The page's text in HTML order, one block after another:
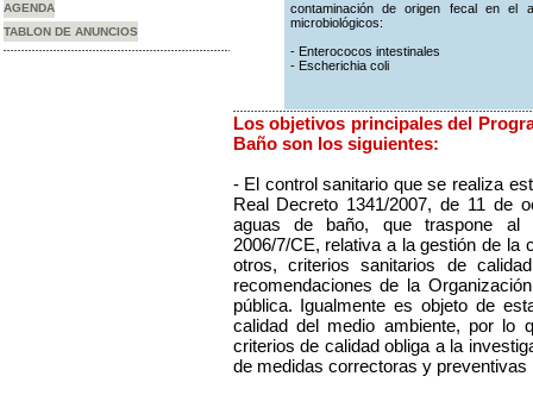
AGENDA
TABLON DE ANUNCIOS
contaminación de origen fecal en el
microbiológicos:
- Enterococos intestinales
- Escherichia coli
Los objetivos principales del
Baño son los siguientes:
- El control sanitario que se realiza
Real Decreto 1341/2007, de 11 de
aguas de baño, que traspone al
2006/7/CE, relativa a la gestión de la
otros, criterios sanitarios de
recomendaciones de la
pública. Igualmente es objeto de
calidad del medio ambiente, por lo
criterios de calidad obliga a la
de medidas correctoras y